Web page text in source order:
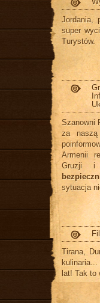
Jordania,
super
Turystów.
Szanowni
za naszą
Armenii
Gruzji
sytuacja
Tirana,
lat! Tak to